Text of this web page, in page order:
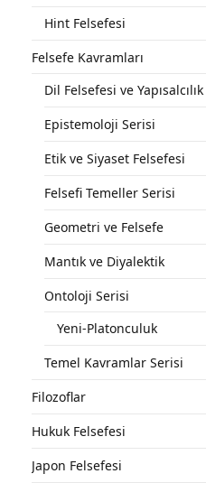
Hint Felsefesi
Felsefe Kavramları
Dil Felsefesi ve Yapısalcılık
Epistemoloji Serisi
Etik ve Siyaset Felsefesi
Felsefi Temeller Serisi
Geometri ve Felsefe
Mantık ve Diyalektik
Ontoloji Serisi
Yeni-Platonculuk
Temel Kavramlar Serisi
Filozoflar
Hukuk Felsefesi
Japon Felsefesi